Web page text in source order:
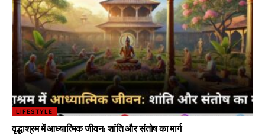
LIFESTYLE
वृद्धाश्रम में आध्यात्मिक जीवन: शांति और संतोष का मार्ग